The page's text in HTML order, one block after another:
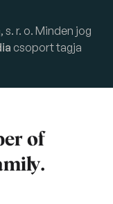
r. o. Minden jog
csoport tagja
of